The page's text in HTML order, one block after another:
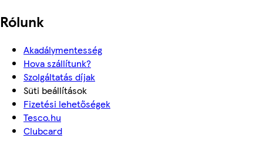
Rólunk
Akadálymentesség
Hova szállítunk?
Szolgáltatás díjak
Süti beállítások
Fizetési lehetőségek
Tesco.hu
Clubcard